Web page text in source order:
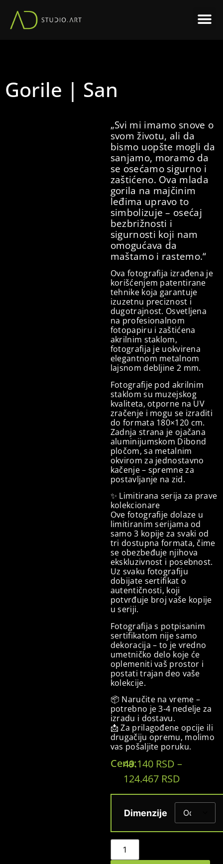
Gorile | San
„Svi mi imamo snove o
svom životu, ali da
bismo uopšte mogli da
sanjamo, moramo da
se osećamo sigurno i
zaštićeno. Ova mlada
gorila na majčinim
leđima upravo to
simbolizuje – osećaj
bezbrižnosti i
sigurnosti koji nam
omogućava da
maštamo i rastemo.“
Ova fotografija izrađena je
korišćenjem patentirane
tehnike koja garantuje
izuzetnu preciznost i
dugotrajnost. Osvetljena
na profesionalnom
fotopapiru i zaštićena
akrilnim staklom,
fotografija je uokvirena
elegantnom metalnom
lajsnom debljine 2 mm.
Fotografije pod akrilnim
staklom su muzejskog
kvaliteta, otporne na UV
zračenje i mogu se izraditi
do formata 180×120 cm.
Zadnja strana je ojačana
aluminijumskom Dibond
pločom, sa metalnim
okvirom za jednostavno
kačenje – spremne za
postavljanje na zid.
✨ Limitirana serija za prave
kolekcionare
Ove fotografije dolaze u
limitiranim serijama od
samo 3 kopije za svaki od
tri dostupna formata, čime
se obezbeđuje njihova
ekskluzivnost i posebnost.
Uz svaku fotografiju
dobijate sertifikat o
autentičnosti, koji
potvrđuje broj vaše kopije
u seriji.
Fotografija s potpisanim
sertifikatom nije samo
dekoracija – to je vredno
umetničko delo koje će
oplemeniti vaš prostor i
postati trajan deo vaše
kolekcije.
📦 Naručite na vreme –
potrebno je 3-4 nedelje za
izradu i dostavu.
📩 Za prilagođene opcije ili
drugačiju opremu, molimo
vas pošaljite poruku.
49.140 RSD –
124.467 RSD
Cena:
Dimenzije